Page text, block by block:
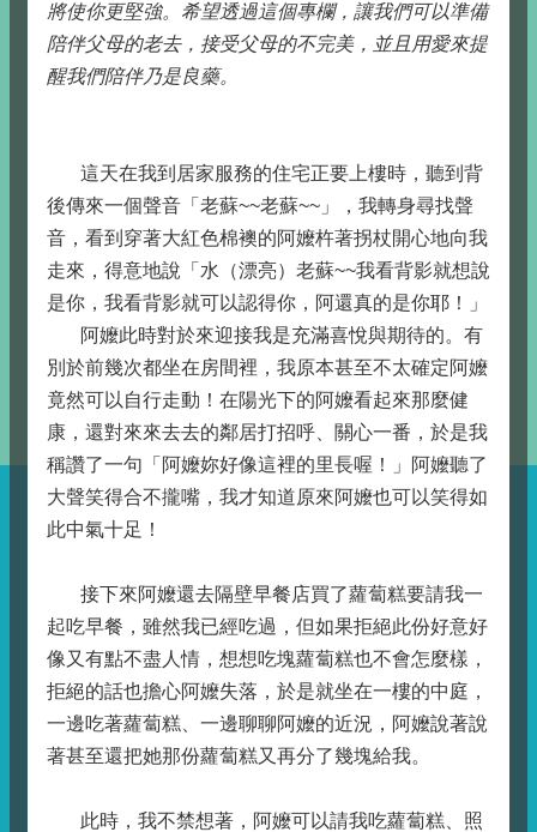
將使你更堅強。希望透過這個專欄，讓我們可以準備
陪伴父母的老去，接受父母的不完美，並且用愛來提
醒我們陪伴乃是良藥。
這天在我到居家服務的住宅正要上樓時，聽到背
後傳來一個聲音「老蘇~~老蘇~~」，我轉身尋找聲
音，看到穿著大紅色棉襖的阿嬤杵著拐杖開心地向我
走來，得意地說「水（漂亮）老蘇~~我看背影就想說
是你，我看背影就可以認得你，阿還真的是你耶！」
阿嬤此時對於來迎接我是充滿喜悅與期待的。有
別於前幾次都坐在房間裡，我原本甚至不太確定阿嬤
竟然可以自行走動！在陽光下的阿嬤看起來那麼健
康，還對來來去去的鄰居打招呼、關心一番，於是我
稱讚了一句「阿嬤妳好像這裡的里長喔！」阿嬤聽了
大聲笑得合不攏嘴，我才知道原來阿嬤也可以笑得如
此中氣十足！
接下來阿嬤還去隔壁早餐店買了蘿蔔糕要請我一
起吃早餐，雖然我已經吃過，但如果拒絕此份好意好
像又有點不盡人情，想想吃塊蘿蔔糕也不會怎麼樣，
拒絕的話也擔心阿嬤失落，於是就坐在一樓的中庭，
一邊吃著蘿蔔糕、一邊聊聊阿嬤的近況，阿嬤說著說
著甚至還把她那份蘿蔔糕又再分了幾塊給我。
此時，我不禁想著，阿嬤可以請我吃蘿蔔糕、照